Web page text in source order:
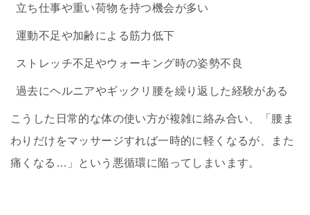
立ち仕事や重い荷物を持つ機会が多い
運動不足や加齢による筋力低下
ストレッチ不足やウォーキング時の姿勢不良
過去にヘルニアやギックリ腰を繰り返した経験がある
こうした日常的な体の使い方が複雑に絡み合い、「腰ま
わりだけをマッサージすれば一時的に軽くなるが、また
痛くなる…」という悪循環に陥ってしまいます。